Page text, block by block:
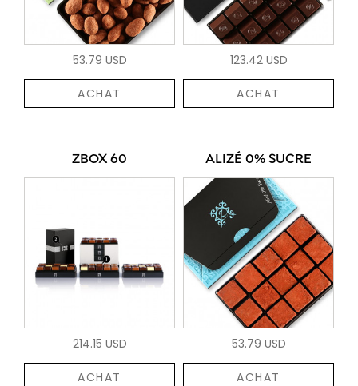
53.79 USD
ACHAT
123.42 USD
ACHAT
ZBOX 60
214.15 USD
ACHAT
ALIZÉ 0% SUCRE
53.79 USD
ACHAT